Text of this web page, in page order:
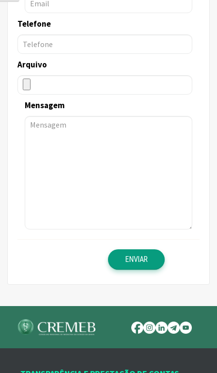
Telefone
Arquivo
Mensagem